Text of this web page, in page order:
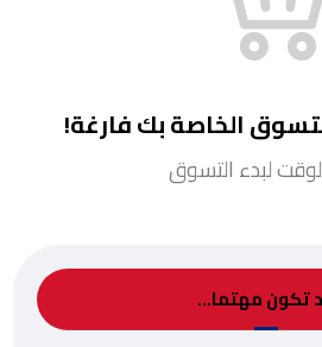
الخاصة بك فارغة!
لبدء التسوق
تكون مهتما…